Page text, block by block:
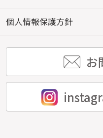
個人情報保護方針
お